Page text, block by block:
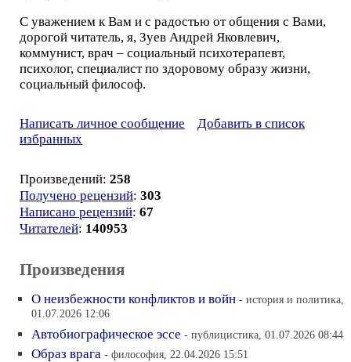
С уважением к Вам и с радостью от общения с Вами,
дорогой читатель, я, Зуев Андрей Яковлевич,
коммунист, врач – социальный психотерапевт,
психолог, специалист по здоровому образу жизни,
социальный философ.
Написать личное сообщение
Добавить в список
избранных
Произведений: 258
Получено рецензий: 303
Написано рецензий: 67
Читателей: 140953
Произведения
О неизбежности конфликтов и войн - история и политика,
01.07.2026 12:06
Автобиографическое эссе - публицистика, 01.07.2026 08:44
Образ врага - философия, 22.04.2026 15:51